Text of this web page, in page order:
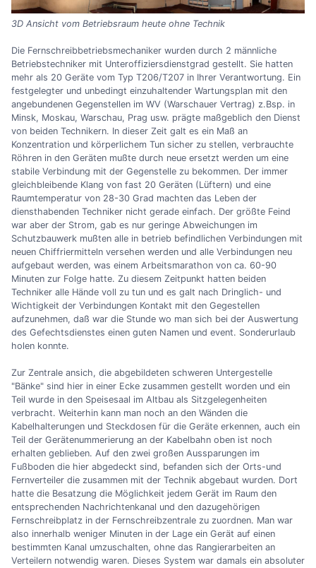
3D Ansicht vom Betriebsraum heute ohne Technik
Die Fernschreibbetriebsmechaniker wurden durch 2 männliche
Betriebstechniker mit Unteroffiziersdienstgrad gestellt. Sie hatten
mehr als 20 Geräte vom Typ T206/T207 in Ihrer Verantwortung. Ein
festgelegter und unbedingt einzuhaltender Wartungsplan mit den
angebundenen Gegenstellen im WV (Warschauer Vertrag) z.Bsp. in
Minsk, Moskau, Warschau, Prag usw. prägte maßgeblich den Dienst
von beiden Technikern. In dieser Zeit galt es ein Maß an
Konzentration und körperlichem Tun sicher zu stellen, verbrauchte
Röhren in den Geräten mußte durch neue ersetzt werden um eine
stabile Verbindung mit der Gegenstelle zu bekommen. Der immer
gleichbleibende Klang von fast 20 Geräten (Lüftern) und eine
Raumtemperatur von 28-30 Grad machten das Leben der
diensthabenden Techniker nicht gerade einfach. Der größte Feind
war aber der Strom, gab es nur geringe Abweichungen im
Schutzbauwerk mußten alle in betrieb befindlichen Verbindungen mit
neuen Chiffriermitteln versehen werden und alle Verbindungen neu
aufgebaut werden, was einem Arbeitsmarathon von ca. 60-90
Minuten zur Folge hatte. Zu diesem Zeitpunkt hatten beiden
Techniker alle Hände voll zu tun und es galt nach Dringlich- und
Wichtigkeit der Verbindungen Kontakt mit den Gegestellen
aufzunehmen, daß war die Stunde wo man sich bei der Auswertung
des Gefechtsdienstes einen guten Namen und event. Sonderurlaub
holen konnte.
Zur Zentrale ansich, die abgebildeten schweren Untergestelle
"Bänke" sind hier in einer Ecke zusammen gestellt worden und ein
Teil wurde in den Speisesaal im Altbau als Sitzgelegenheiten
verbracht. Weiterhin kann man noch an den Wänden die
Kabelhalterungen und Steckdosen für die Geräte erkennen, auch ein
Teil der Gerätenummerierung an der Kabelbahn oben ist noch
erhalten geblieben. Auf den zwei großen Aussparungen im
Fußboden die hier abgedeckt sind, befanden sich der Orts-und
Fernverteiler die zusammen mit der Technik abgebaut wurden. Dort
hatte die Besatzung die Möglichkeit jedem Gerät im Raum den
entsprechenden Nachrichtenkanal und den dazugehörigen
Fernschreibplatz in der Fernschreibzentrale zu zuordnen. Man war
also innerhalb weniger Minuten in der Lage ein Gerät auf einen
bestimmten Kanal umzuschalten, ohne das Rangierarbeiten an
Verteilern notwendig waren. Dieses System war damals ein absoluter